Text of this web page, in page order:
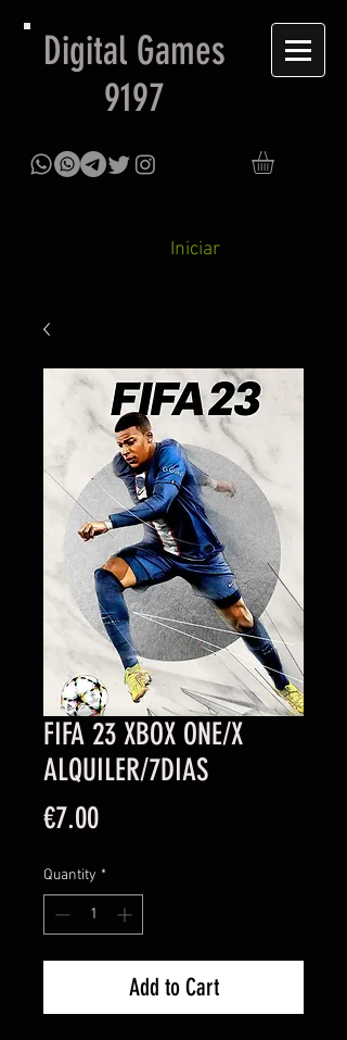
Digital Games
9197
Iniciar
FIFA 23 XBOX ONE/X
ALQUILER/7DIAS
€7.00Price
Quantity *
Add to Cart